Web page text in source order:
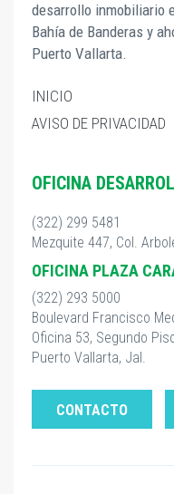
desarrollo inmobiliario
Bahía de Banderas y
Puerto Vallarta.
INICIO
AVISO DE PRIVACIDAD
OFICINA
(322) 299 5481
Mezquite 447, Col.
OFICINA PLAZA
(322) 293 5000
Boulevard Francisco
Oficina 53, Segundo
Puerto Vallarta, Jal.
CONTACTO